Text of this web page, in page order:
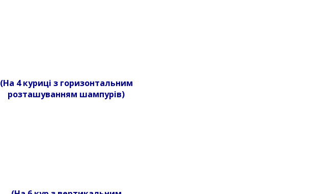
(На 4 куриці з горизонтальним
розташуванням шампурів)